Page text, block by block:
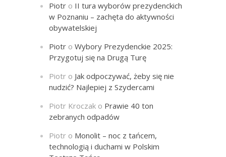
Piotr o II tura wyborów prezydenckich
w Poznaniu – zachęta do aktywności
obywatelskiej
Piotr oWybory Prezydenckie 2025:
Przygotuj się na Drugą Turę
Piotr o Jak odpoczywać, żeby się nie
nudzić? Najlepiej z Szydercami
Piotr Kroczak o Prawie 40 ton
zebranych odpadów
Piotr o Monolit – noc z tańcem,
technologią i duchami w Polskim